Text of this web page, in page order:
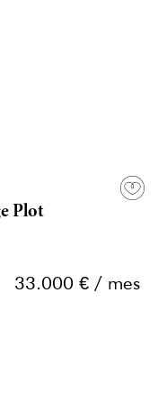
Plot
33.000 € / mes